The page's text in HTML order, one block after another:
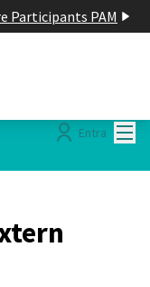
Participants PAM
Entra